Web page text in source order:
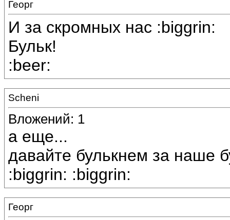
Георг
И за скромных нас :biggrin:
Бульк!
:beer:
Scheni
Вложений: 1
а еще...
давайте булькнем за наше
:biggrin: :biggrin:
Георг